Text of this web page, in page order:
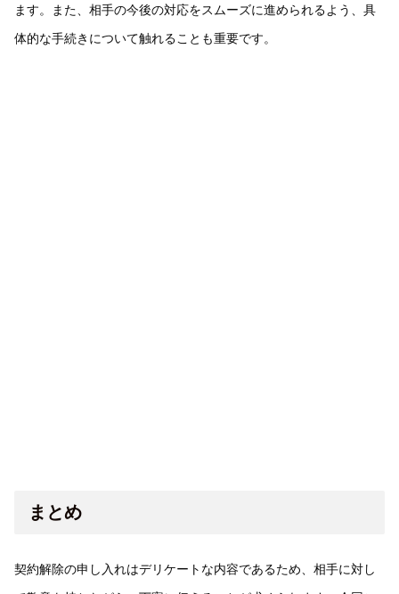
ます。また、相手の今後の対応をスムーズに進められるよう、具
体的な手続きについて触れることも重要です。
まとめ
契約解除の申し入れはデリケートな内容であるため、相手に対し